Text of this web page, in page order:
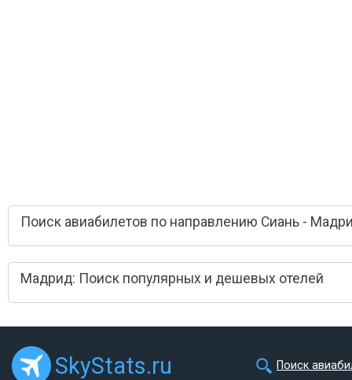
Поиск авиабилетов по направлению Сиань -
Мадрид: Поиск популярных и дешевых отелей
SkyStats.ru Поиск